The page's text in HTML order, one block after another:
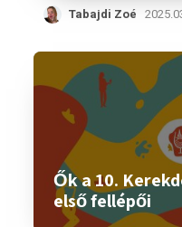
Tabajdi Zoé
Ők a 10.
első fellépői